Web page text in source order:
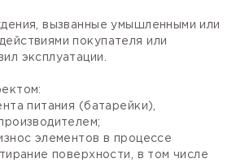
вызванные умышленными или
покупателя или
эксплуатации.
питания (батарейки),
элементов в процессе
поверхности, в том числе